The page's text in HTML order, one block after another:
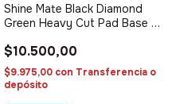
Shine Mate Black Diamond
Green Heavy Cut Pad Base 3”
$10.500,00
$9.975,00 con Transferencia o
depósito